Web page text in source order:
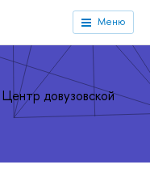
Меню
Центр довузовской